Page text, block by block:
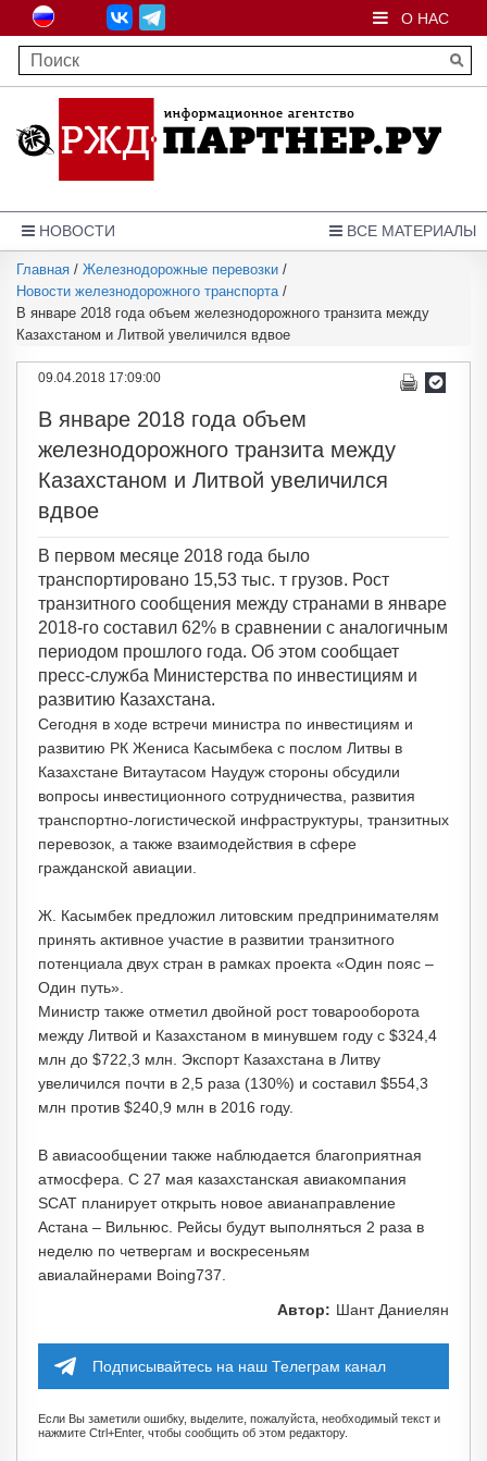
О НАС
ВСЕ МАТЕРИАЛЫ
НОВОСТИ
Главная / Железнодорожные перевозки /
Новости железнодорожного транспорта/
В январе 2018 года объем железнодорожного транзита между
Казахстаном и Литвой увеличился вдвое
09.04.2018 17:09:00
В январе 2018 года объем
железнодорожного транзита между
Казахстаном и Литвой увеличился
вдвое
В первом месяце 2018 года было
транспортировано 15,53 тыс. т грузов. Рост
транзитного сообщения между странами в январе
2018-го составил 62% в сравнении с аналогичным
периодом прошлого года. Об этом сообщает
пресс-служба Министерства по инвестициям и
развитию Казахстана.
Сегодня в ходе встречи министра по инвестициям и
развитию РК Жениса Касымбека с послом Литвы в
Казахстане Витаутасом Наудуж стороны обсудили
вопросы инвестиционного сотрудничества, развития
транспортно-логистической инфраструктуры, транзитных
перевозок, а также взаимодействия в сфере
гражданской авиации.
Ж. Касымбек предложил литовским предпринимателям
принять активное участие в развитии транзитного
потенциала двух стран в рамках проекта «Один пояс –
Один путь».
Министр также отметил двойной рост товарооборота
между Литвой и Казахстаном в минувшем году с $324,4
млн до $722,3 млн. Экспорт Казахстана в Литву
увеличился почти в 2,5 раза (130%) и составил $554,3
млн против $240,9 млн в 2016 году.
В авиасообщении также наблюдается благоприятная
атмосфера. С 27 мая казахстанская авиакомпания
SCAT планирует открыть новое авианаправление
Астана – Вильнюс. Рейсы будут выполняться 2 раза в
неделю по четвергам и воскресеньям
авиалайнерами Boing737.
Автор: Шант Даниелян
Подписывайтесь на наш Телеграм канал
Если Вы заметили ошибку, выделите, пожалуйста, необходимый текст и
нажмите Ctrl+Enter, чтобы сообщить об этом редактору.